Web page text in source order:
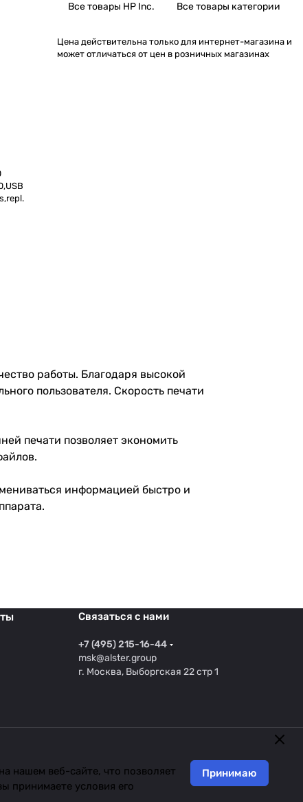
Все товары HP Inc. Все товары категории
Цена действительна только для интернет-магазина и
может отличаться от цен в розничных магазинах
работы. Благодаря высокой
пользователя. Скорость печати
печати позволяет экономить
информацией быстро и
Связаться с нами
+7 (495) 215-16-44
msk@alster.group
г. Москва, Выборгская 22 стр 1
нашем веб-сайте, что позволяет
принимаете условия его
Принимаю